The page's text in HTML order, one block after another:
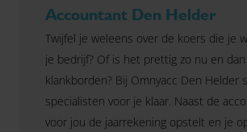
Accountant Den Helder
Twijfel je weleens over de koers die je
je bedrijf? Of is het prettig zo nu en
klankborden? Bij Omnyacc Den Helder
specialisten voor je klaar. Naast de
voor jou de jaarrekening opstelt en je